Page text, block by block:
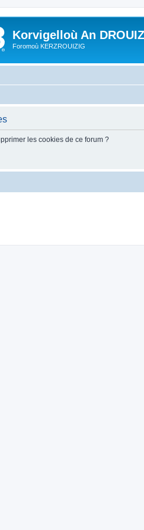
Korvigelloù An
Foromoù KERZROUIZIG
les cookies de ce forum ?